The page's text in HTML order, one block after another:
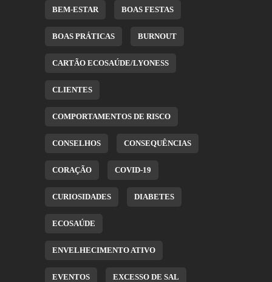
BEM-ESTAR BOAS FESTAS
BOAS PRÁTICAS BURNOUT
CARTÃO ECOSAÚDE/LYONESS
CLIENTES
COMPORTAMENTOS DE RISCO
CONSELHOS CONSEQUÊNCIAS
CORAÇÃO COVID-19
CURIOSIDADES DIABETES
ECOSAÚDE
ENVELHECIMENTO ATIVO
EVENTOS EXCESSO DE SAL